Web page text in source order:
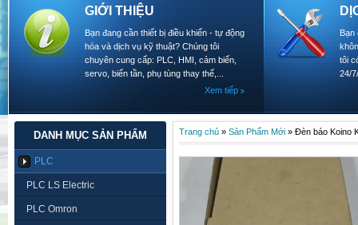
GIỚI THIỆU
Bạn đang cần thiết bị điều khiển - tự động
hóa và dịch vụ kỹ thuật? Chúng tôi
chuyên cung cấp: PLC, HMI, cảm biến,
servo, biến tần, phụ tùng thay thế,...
Xem tiếp
Bạn
tôi
24/
DANH MỤC SẢN PHẨM
PLC
PLC LS Electric
PLC Omron
Trang chủ » Sản Phẩm Mới » Đèn báo Koino